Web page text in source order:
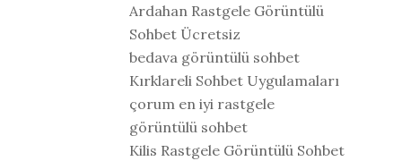
Ardahan Rastgele Görüntülü
Sohbet Ücretsiz
bedava görüntülü sohbet
Kırklareli Sohbet Uygulamaları
çorum en iyi rastgele
görüntülü sohbet
Kilis Rastgele Görüntülü Sohbet